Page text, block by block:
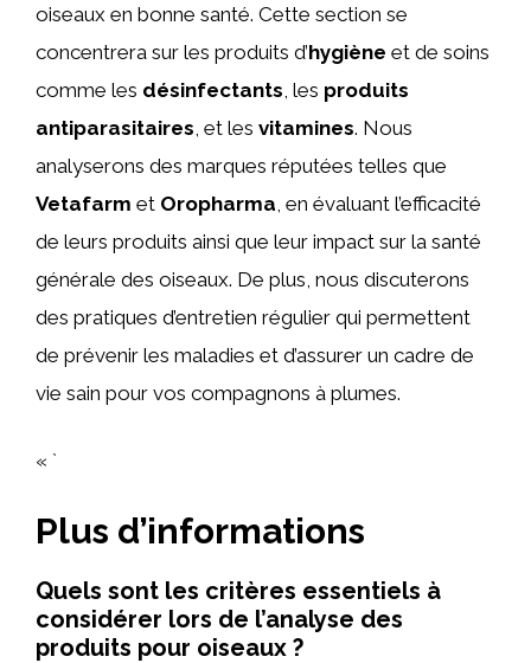
oiseaux en bonne santé. Cette section se
concentrera sur les produits d’hygiène et de soins
comme les désinfectants , les produits
antiparasitaires , et les vitamines. Nous
analyserons des marques réputées telles que
Vetafarm et Oropharma , en évaluant l’efficacité
de leurs produits ainsi que leur impact sur la santé
générale des oiseaux. De plus, nous discuterons
des pratiques d’entretien régulier qui permettent
de prévenir les maladies et d’assurer un cadre de
vie sain pour vos compagnons à plumes.
« `
Plus d’informations
Quels sont les critères essentiels à
considérer lors de l’analyse des
produits pour oiseaux ?